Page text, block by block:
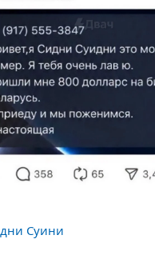
Суини